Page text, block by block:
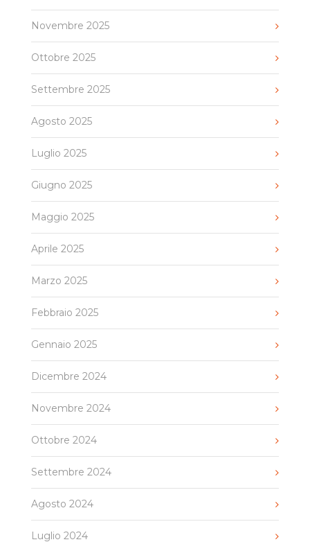
Novembre 2025
Ottobre 2025
Settembre 2025
Agosto 2025
Luglio 2025
Giugno 2025
Maggio 2025
Aprile 2025
Marzo 2025
Febbraio 2025
Gennaio 2025
Dicembre 2024
Novembre 2024
Ottobre 2024
Settembre 2024
Agosto 2024
Luglio 2024